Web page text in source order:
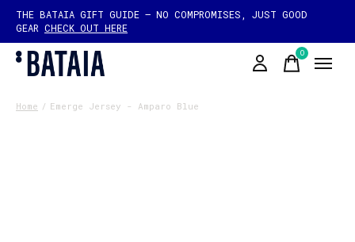
THE BATAIA GIFT GUIDE — NO COMPROMISES, JUST GOOD
GEAR CHECK OUT HERE
0items
Home / Emerge Jersey - Amparo Blue